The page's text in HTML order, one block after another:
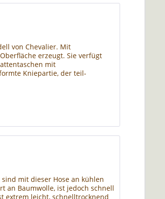
von Chevalier. Mit
erzeugt. Sie verfügt
mit
Kniepartie, der teil-
mit dieser Hose an kühlen
an Baumwolle, ist jedoch schnell
extrem leicht, schnelltrocknend